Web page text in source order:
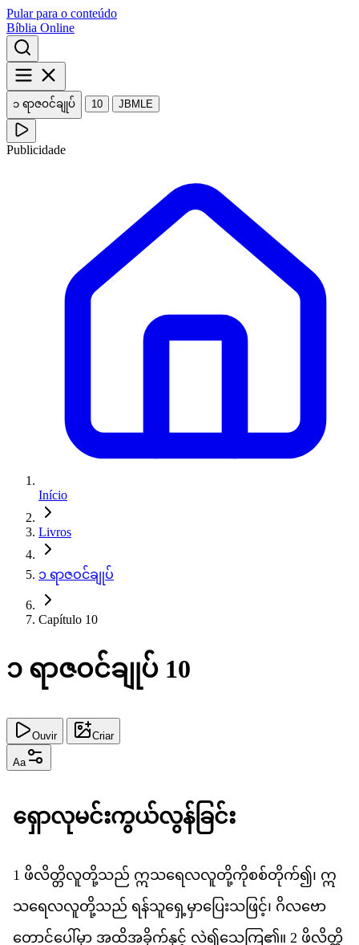
Pular para o conteúdo
Bíblia Online
၁ ရာဇဝင်ချုပ် 10 JBMLE
Publicidade
Início
Livros
၁ ရာဇဝင်ချုပ်
Capítulo 10
၁ ရာဇဝင်ချုပ် 10
Ouvir Criar
Aa
ရလမငကယလနခင
1 ဖလတလတသည ဣသရလလတကစစတက်၍၊ ဣ
သရလလတသည ရနသရ မပသ ဖင့်၊ ဂလဗ
တငပ မ အထအခကနင လဲ၍​သ ကြ၏။ 2 ဖလတ